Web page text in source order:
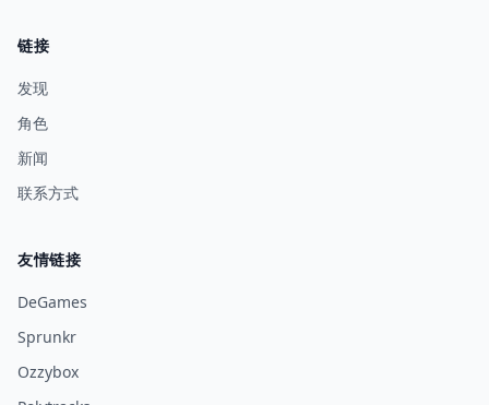
链接
发现
角色
新闻
联系方式
友情链接
DeGames
Sprunkr
Ozzybox